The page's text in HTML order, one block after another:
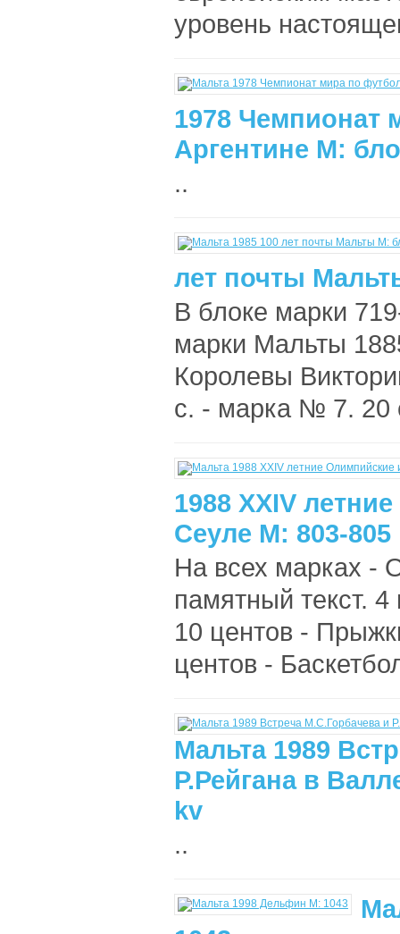
уровень
1978 Чемпионат
Аргентине М:
..
лет почты
В блоке марки
марки Мальты
Королевы
с. - марка № 7.
1988 XXIV
Сеуле М: 803-805
На всех марках -
памятный текст.
10 центов -
центов -
Мальта 1989
Р.Рейгана в
kv
..